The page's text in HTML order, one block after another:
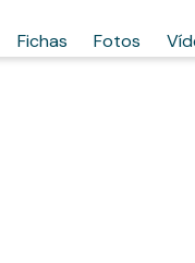
Fichas Fotos